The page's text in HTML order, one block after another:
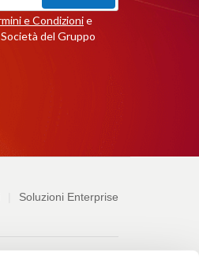
e Condizionie
del Gruppo
Soluzioni Enterprise